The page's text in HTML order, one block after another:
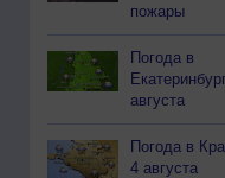
пожары
Погода в
августа
Погода в
4 августа